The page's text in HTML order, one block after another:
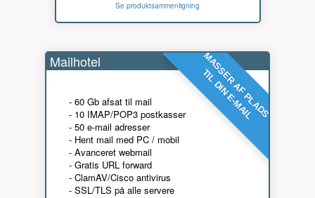
Se produktsammenligning
MASSER AF PLADS
TIL DIN E-MAIL
Mailhotel
- 60 Gb afsat til mail
- 10 IMAP/POP3 postkasser
- 50 e-mail adresser
- Hent mail med PC / mobil
- Avanceret webmail
- Gratis URL forward
- ClamAV/Cisco antivirus
- SSL/TLS på alle servere